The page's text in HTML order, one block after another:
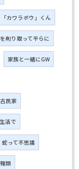
「カワラボウ」くん
削り取って平らに
家族と一緒にGW
民家
活で
蛇って不思議
類